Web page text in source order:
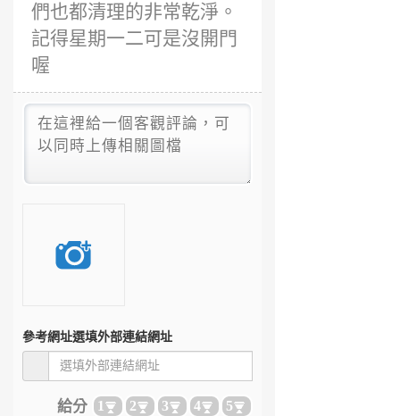
們也都清理的非常乾淨。
記得星期一二可是沒開門
喔
參考網址選填外部連結網址
給分 1 2 3 4 5